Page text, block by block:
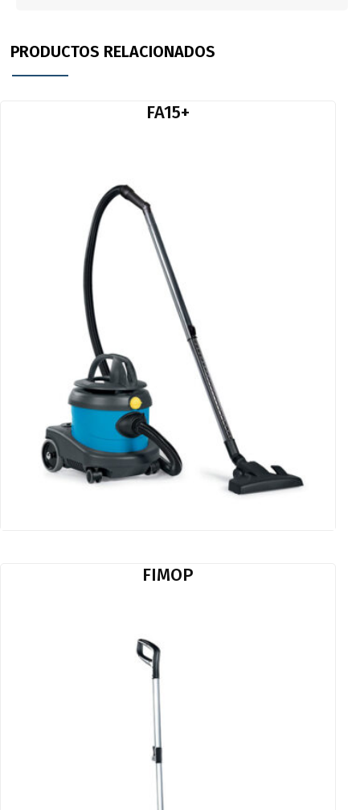
PRODUCTOS RELACIONADOS
FA15+
FIMOP